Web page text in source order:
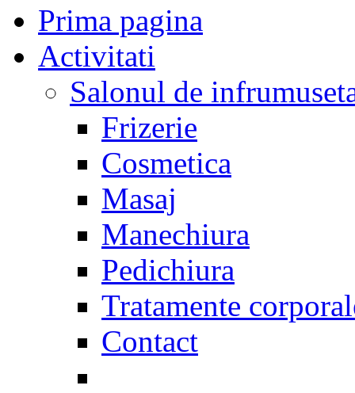
Prima pagina
Activitati
Salonul de
Frizerie
Cosmetica
Masaj
Manechiura
Pedichiura
Tratamente
Contact